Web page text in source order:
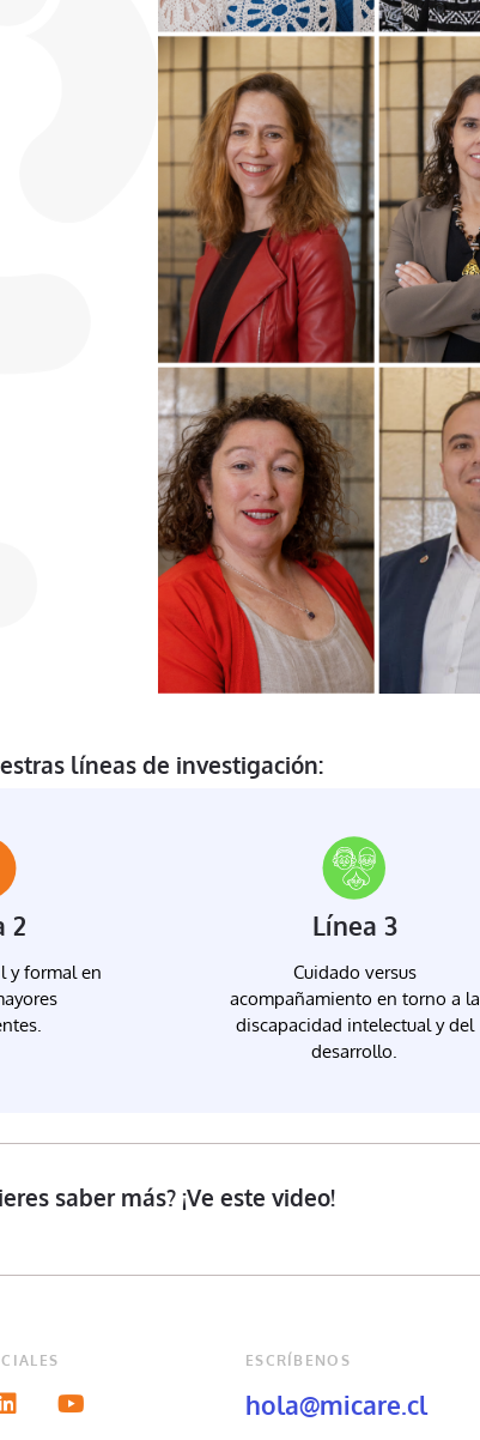
líneas de investigación:
2
y formal en
Línea 3
Cuidado versus
acompañamiento en torno a la
discapacidad intelectual y del
desarrollo.
saber más? ¡Ve este video!
ESCRÍBENOS
hola@micare.cl